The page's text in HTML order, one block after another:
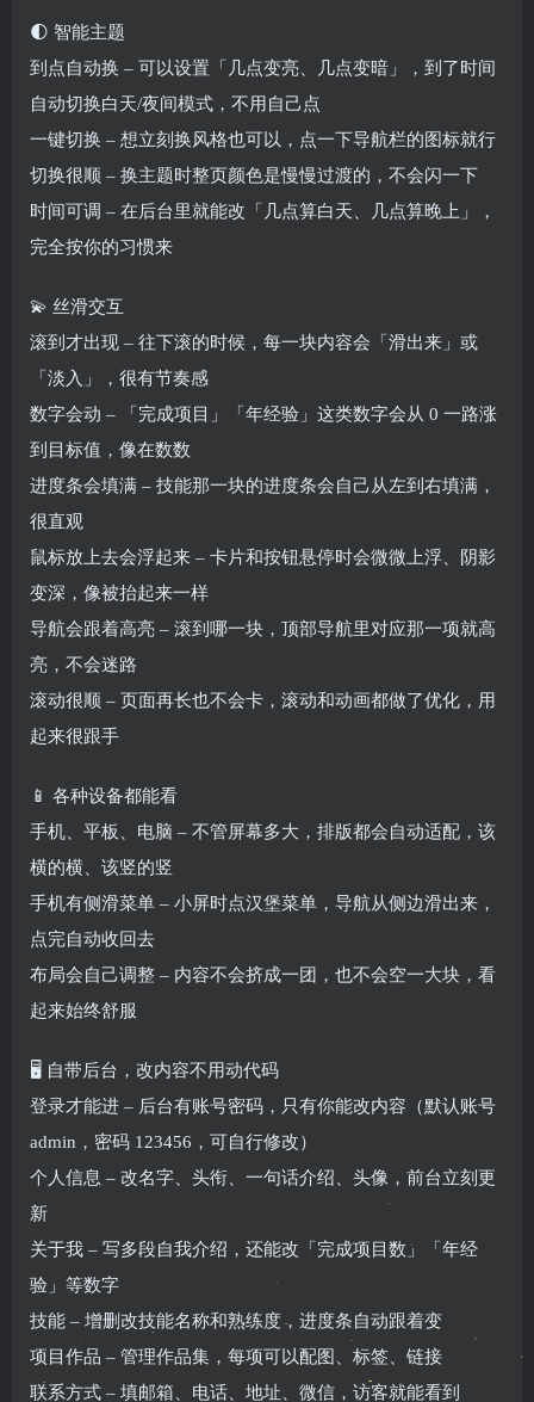
🌓 智能主题
到点自动换 – 可以设置「几点变亮、几点变暗」，到了时间
自动切换白天/夜间模式，不用自己点
一键切换 – 想立刻换风格也可以，点一下导航栏的图标就行
切换很顺 – 换主题时整页颜色是慢慢过渡的，不会闪一下
时间可调 – 在后台里就能改「几点算白天、几点算晚上」，
完全按你的习惯来
💫 丝滑交互
滚到才出现 – 往下滚的时候，每一块内容会「滑出来」或
「淡入」，很有节奏感
数字会动 – 「完成项目」「年经验」这类数字会从 0 一路涨
到目标值，像在数数
进度条会填满 – 技能那一块的进度条会自己从左到右填满，
很直观
鼠标放上去会浮起来 – 卡片和按钮悬停时会微微上浮、阴影
变深，像被抬起来一样
导航会跟着高亮 – 滚到哪一块，顶部导航里对应那一项就高
亮，不会迷路
滚动很顺 – 页面再长也不会卡，滚动和动画都做了优化，用
起来很跟手
📱 各种设备都能看
手机、平板、电脑 – 不管屏幕多大，排版都会自动适配，该
横的横、该竖的竖
手机有侧滑菜单 – 小屏时点汉堡菜单，导航从侧边滑出来，
点完自动收回去
布局会自己调整 – 内容不会挤成一团，也不会空一大块，看
起来始终舒服
🖥️ 自带后台，改内容不用动代码
登录才能进 – 后台有账号密码，只有你能改内容（默认账号
admin，密码 123456，可自行修改）
个人信息 – 改名字、头衔、一句话介绍、头像，前台立刻更
新
关于我 – 写多段自我介绍，还能改「完成项目数」「年经
验」等数字
技能 – 增删改技能名称和熟练度，进度条自动跟着变
项目作品 – 管理作品集，每项可以配图、标签、链接
联系方式 – 填邮箱、电话、地址、微信，访客就能看到